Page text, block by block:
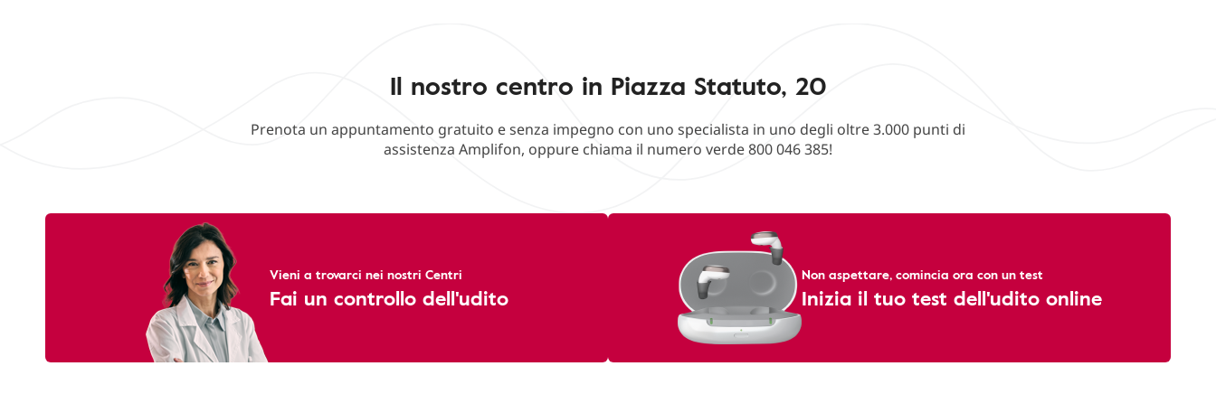
Il nostro centro in Piazza Statuto, 20
Prenota un appuntamento gratuito e senza impegno con uno specialista in uno degli oltre 3.000 punti di
assistenza Amplifon, oppure chiama il numero verde 800 046 385!
Vieni a trovarci nei nostri Centri
Fai un controllo dell'udito
Non aspettare, comincia ora con un test
Inizia il tuo test dell'udito online